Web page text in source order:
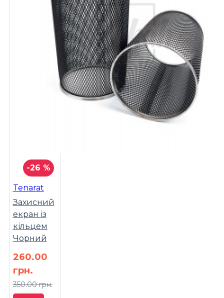
-26 %
Tenarat
Захисний
екран із
кільцем
Чорний
260.00
грн.
350.00 грн.